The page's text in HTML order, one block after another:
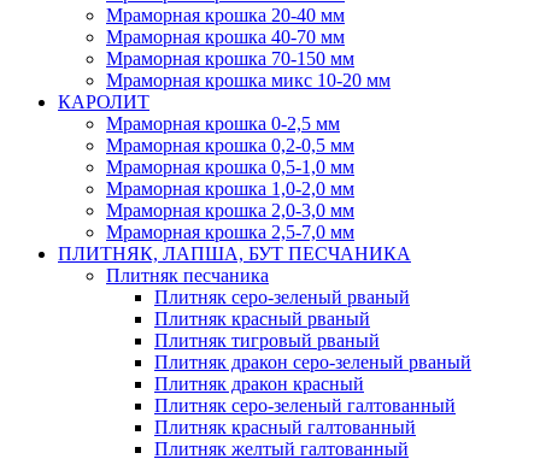
Мраморная крошка 20-40 мм
Мраморная крошка 40-70 мм
Мраморная крошка 70-150 мм
Мраморная крошка микс 10-20 мм
КАРОЛИТ
Мраморная крошка 0-2,5 мм
Мраморная крошка 0,2-0,5 мм
Мраморная крошка 0,5-1,0 мм
Мраморная крошка 1,0-2,0 мм
Мраморная крошка 2,0-3,0 мм
Мраморная крошка 2,5-7,0 мм
ПЛИТНЯК, ЛАПША, БУТ ПЕСЧАНИКА
Плитняк песчаника
Плитняк серо-зеленый рваный
Плитняк красный рваный
Плитняк тигровый рваный
Плитняк дракон серо-зеленый рваный
Плитняк дракон красный
Плитняк серо-зеленый галтованный
Плитняк красный галтованный
Плитняк желтый галтованный